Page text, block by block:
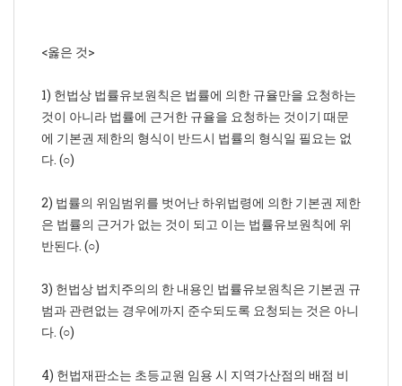
<옳은 것>
1) 헌법상 법률유보원칙은 법률에 의한 규율만을 요청하는
것이 아니라 법률에 근거한 규율을 요청하는 것이기 때문
에 기본권 제한의 형식이 반드시 법률의 형식일 필요는 없
다. (○)
2) 법률의 위임범위를 벗어난 하위법령에 의한 기본권 제한
은 법률의 근거가 없는 것이 되고 이는 법률유보원칙에 위
반된다. (○)
3) 헌법상 법치주의의 한 내용인 법률유보원칙은 기본권 규
범과 관련없는 경우에까지 준수되도록 요청되는 것은 아니
다. (○)
4) 헌법재판소는 초등교원 임용 시 지역가산점의 배점 비